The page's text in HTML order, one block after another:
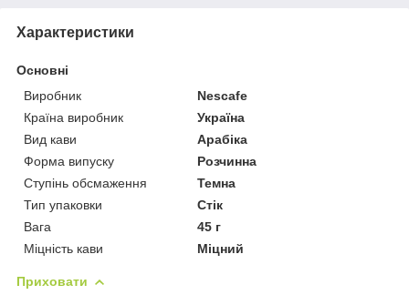
Характеристики
Основні
Виробник
Nescafe
Країна виробник
Україна
Вид кави
Арабіка
Форма випуску
Розчинна
Ступінь обсмаження
Темна
Тип упаковки
Стік
Вага
45 г
Міцність кави
Міцний
Приховати